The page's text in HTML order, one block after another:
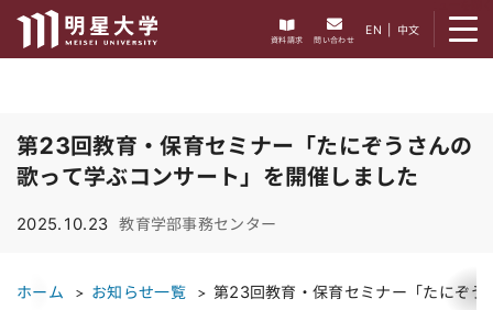
資料請求 問い合わせ
EN 中文
第23回教育・保育セミナー「たにぞうさんの
歌って学ぶコンサート」を開催しました
2025.10.23 教育学部事務センター
ホーム お知らせ一覧 第23回教育・保育セミナー「たにぞ